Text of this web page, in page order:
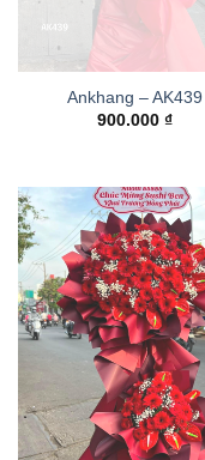
Ankhang – AK439
900.000 ₫